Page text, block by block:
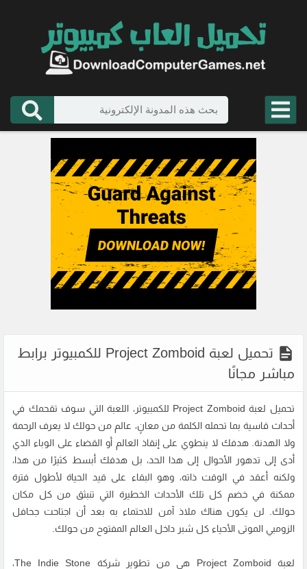
تحميل لعبة Project Zomboid للكمبيوتر برابط
مباشر مجانًا
تحميل لعبة Project Zomboid للكمبيوتر، اللعبة التي سوف تقحمك في
أحداث قاسية بما تحمله الكلمة من معانٍ، عالم من حولك لا يعرف الرحمة
ولا الهدنة. هدفك لا ينطوي على إنقاذ العالم أو القضاء على الوباء الذي
أدى إلى تدهور الأحوال إلى هذا الحد، بل هدفك أبسط كثيرًا من هذا،
ولكنه أعقد في الوقت ذاته، وهو البقاء على قيد الحياة لأطول فترة
ممكنة في خضم كل تلك الأحداث الخطيرة التي تنبثق من كل مكان
حولك. لن يكون هناك ملاذ آمن للاحتماء به بعد أن اجتاحت جحافل
الزومبي الموتى الأحياء كل شبر داخل العالم المفتوح من حولك.
لعبة Project Zomboid هي من تطوير شركة The Indie Stone،